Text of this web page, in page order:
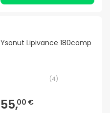
Ysonut Lipivance 180comp
(4)
55,00 €